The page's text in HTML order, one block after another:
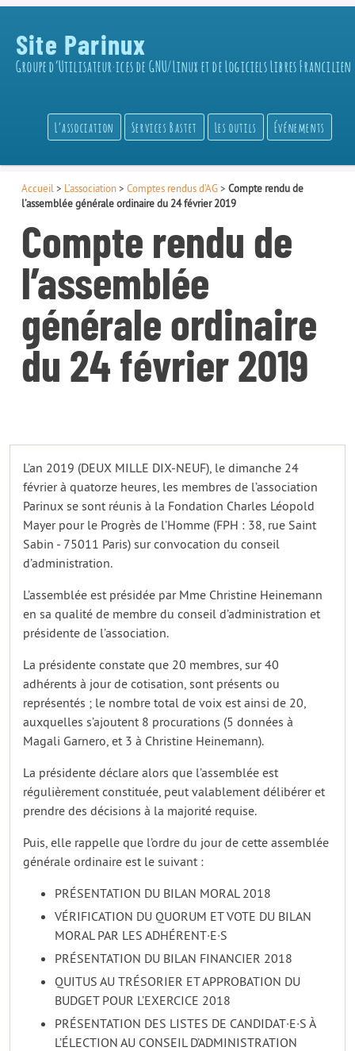
Site Parinux
Groupe d’Utilisateur·ices de GNU/Linux et de Logiciels Libres Francilien
L’association Services Bastet Les outils Événements
Accueil > L’association> Comptes rendus d’AG> Compte rendu de
l’assemblée générale ordinaire du 24 février 2019
Compte rendu de
l’assemblée
générale ordinaire
du 24 février 2019
L’an 2019 (DEUX MILLE DIX-NEUF), le dimanche 24
février à quatorze heures, les membres de l’association
Parinux se sont réunis à la Fondation Charles Léopold
Mayer pour le Progrès de l’Homme (FPH : 38, rue Saint
Sabin - 75011 Paris) sur convocation du conseil
d’administration.
L’assemblée est présidée par Mme Christine Heinemann
en sa qualité de membre du conseil d’administration et
présidente de l’association.
La présidente constate que 20 membres, sur 40
adhérents à jour de cotisation, sont présents ou
représentés ; le nombre total de voix est ainsi de 20,
auxquelles s’ajoutent 8 procurations (5 données à
Magali Garnero, et 3 à Christine Heinemann).
La présidente déclare alors que l’assemblée est
régulièrement constituée, peut valablement délibérer et
prendre des décisions à la majorité requise.
Puis, elle rappelle que l’ordre du jour de cette assemblée
générale ordinaire est le suivant :
PRÉSENTATION DU BILAN MORAL 2018
VÉRIFICATION DU QUORUM ET VOTE DU BILAN
MORAL PAR LES ADHÉRENT·E·S
PRÉSENTATION DU BILAN FINANCIER 2018
QUITUS AU TRÉSORIER ET APPROBATION DU
BUDGET POUR L’EXERCICE 2018
PRÉSENTATION DES LISTES DE CANDIDAT·E·S À
L’ÉLECTION AU CONSEIL D’ADMINISTRATION